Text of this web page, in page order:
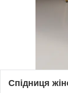
Спідниця